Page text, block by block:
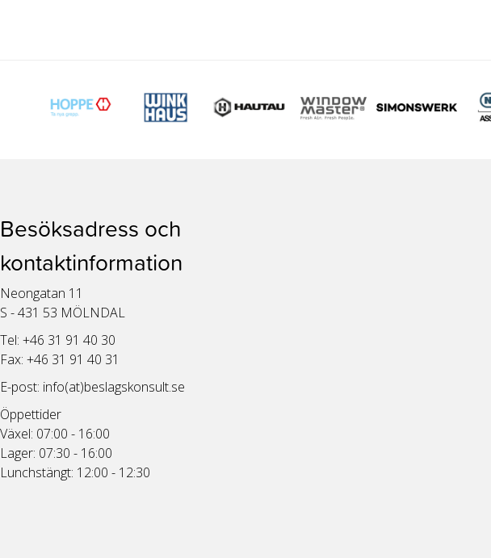
Besöksadress och
kontaktinformation
Neongatan 11
S - 431 53 MÖLNDAL
Tel: +46 31 91 40 30
Fax: +46 31 91 40 31
E-post: info(at)beslagskonsult.se
Öppettider
Växel: 07:00 - 16:00
Lager: 07:30 - 16:00
Lunchstängt: 12:00 - 12:30